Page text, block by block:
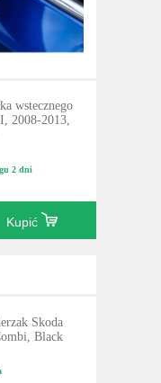
wstecznego
2008-2013,
2 dni
Kupić
Skoda
Black